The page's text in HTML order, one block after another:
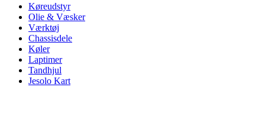
Køreudstyr
Olie & Væsker
Værktøj
Chassisdele
Køler
Laptimer
Tandhjul
Jesolo Kart